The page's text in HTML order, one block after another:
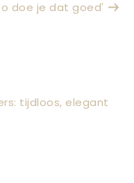
doe je dat goed'
tijdloos, elegant